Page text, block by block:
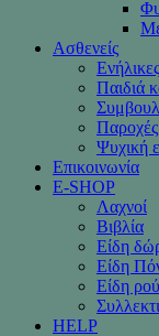
Ασθενείς
Παιδιά
Παροχές
Ψυχική
Επικοινωνία
Ε-SHOP
Λαχνοί
Βιβλία
Είδη
Είδη
Είδη
HELP